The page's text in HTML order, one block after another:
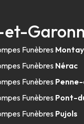
et-
Funèbres
Funèbres Nérac
Funèbres
Funèbres Pont-
Funèbres Pujols